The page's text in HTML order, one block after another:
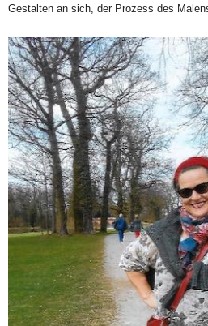
Gestalten an sich, der Prozess des